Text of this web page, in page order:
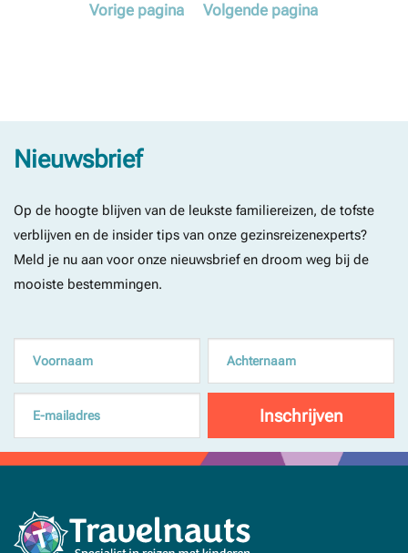
Vorige pagina Volgende pagina
Nieuwsbrief
Op de hoogte blijven van de leukste familiereizen, de tofste
verblijven en de insider tips van onze gezinsreizenexperts?
Meld je nu aan voor onze nieuwsbrief en droom weg bij de
mooiste bestemmingen.